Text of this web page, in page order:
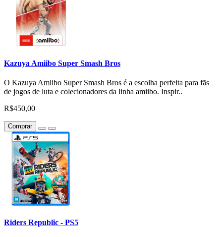
Kazuya Amiibo Super Smash Bros
O Kazuya Amiibo Super Smash Bros é a escolha perfeita para fãs
de jogos de luta e colecionadores da linha amiibo. Inspir..
R$450,00
Comprar
Riders Republic - PS5